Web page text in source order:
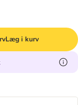
Læg i kurv